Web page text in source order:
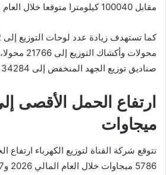
مقابل 100040 كيلومترا متوقعا خلال العام المالي السابق.
محولات
صناديق توزيع الجهد المنخفض إلى 34284 صندوقا.
ميجاوات
تتوقع شركة القناة لتوزيع الكهرباء